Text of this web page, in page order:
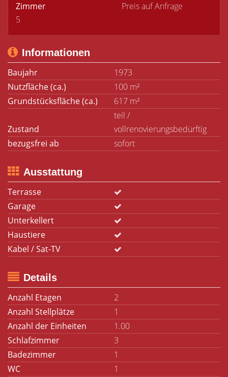
Zimmer
5
Preis auf Anfrage
Informationen
Baujahr
1973
Nutzfläche (ca.)
100 m²
Grundstücksfläche (ca.)
617 m²
Zustand
teil /
vollrenovierungsbedürftig
bezugsfrei ab
sofort
Ausstattung
Terrasse
Garage
Unterkellert
Haustiere
Kabel / Sat-TV
Details
Anzahl Etagen
2
Anzahl Stellplätze
1
Anzahl der Einheiten
1.00
Schlafzimmer
3
Badezimmer
1
WC
1